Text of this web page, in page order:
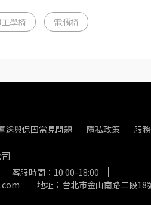
工學椅 電腦椅
送與保固常見問題 隱私政策 服
客服時間：10:00-18:00
地址：台北市金山南路二段18